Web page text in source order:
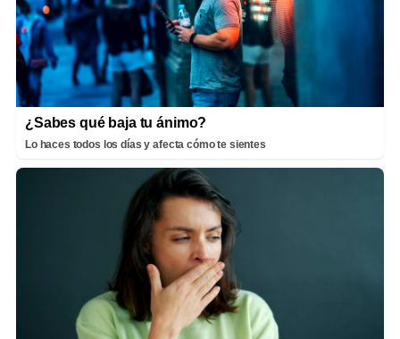
¿Sabes qué baja tu ánimo?
Lo haces todos los días y afecta cómo te sientes